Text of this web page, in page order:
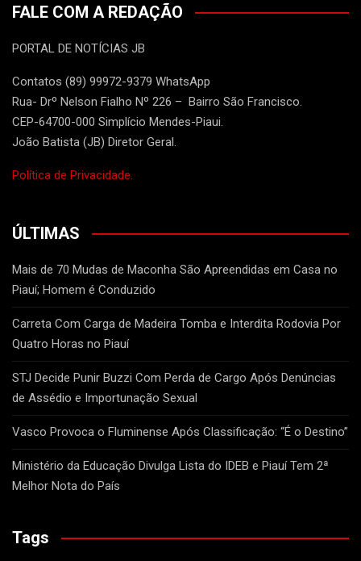
FALE COM A REDAÇÃO
PORTAL DE NOTÍCIAS JB
Contatos (89) 99972-9379 WhatsApp
Rua- Drº Nelson Fialho Nº 226 – Bairro São Francisco.
CEP-64700-000 Simplício Mendes-Piaui.
João Batista (JB) Diretor Geral.
Política de Privacidade.
ÚLTIMAS
Mais de 70 Mudas de Maconha São Apreendidas em Casa no
Piauí; Homem é Conduzido
Carreta Com Carga de Madeira Tomba e Interdita Rodovia Por
Quatro Horas no Piauí
STJ Decide Punir Buzzi Com Perda de Cargo Após Denúncias
de Assédio e Importunação Sexual
Vasco Provoca o Fluminense Após Classificação: “É o Destino”
Ministério da Educação Divulga Lista do IDEB e Piauí Tem 2ª
Melhor Nota do País
Tags